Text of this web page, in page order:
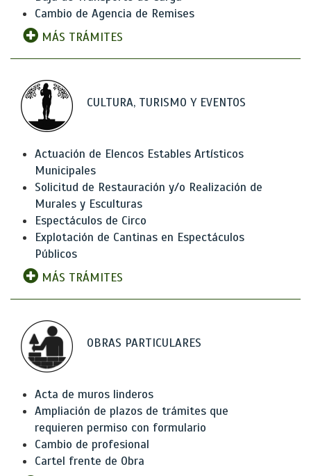
Cambio de Agencia de Remises
MÁS TRÁMITES
CULTURA, TURISMO Y EVENTOS
Actuación de Elencos Estables Artísticos
Municipales
Solicitud de Restauración y/o Realización de
Murales y Esculturas
Espectáculos de Circo
Explotación de Cantinas en Espectáculos
Públicos
MÁS TRÁMITES
OBRAS PARTICULARES
Acta de muros linderos
Ampliación de plazos de trámites que
requieren permiso con formulario
Cambio de profesional
Cartel frente de Obra